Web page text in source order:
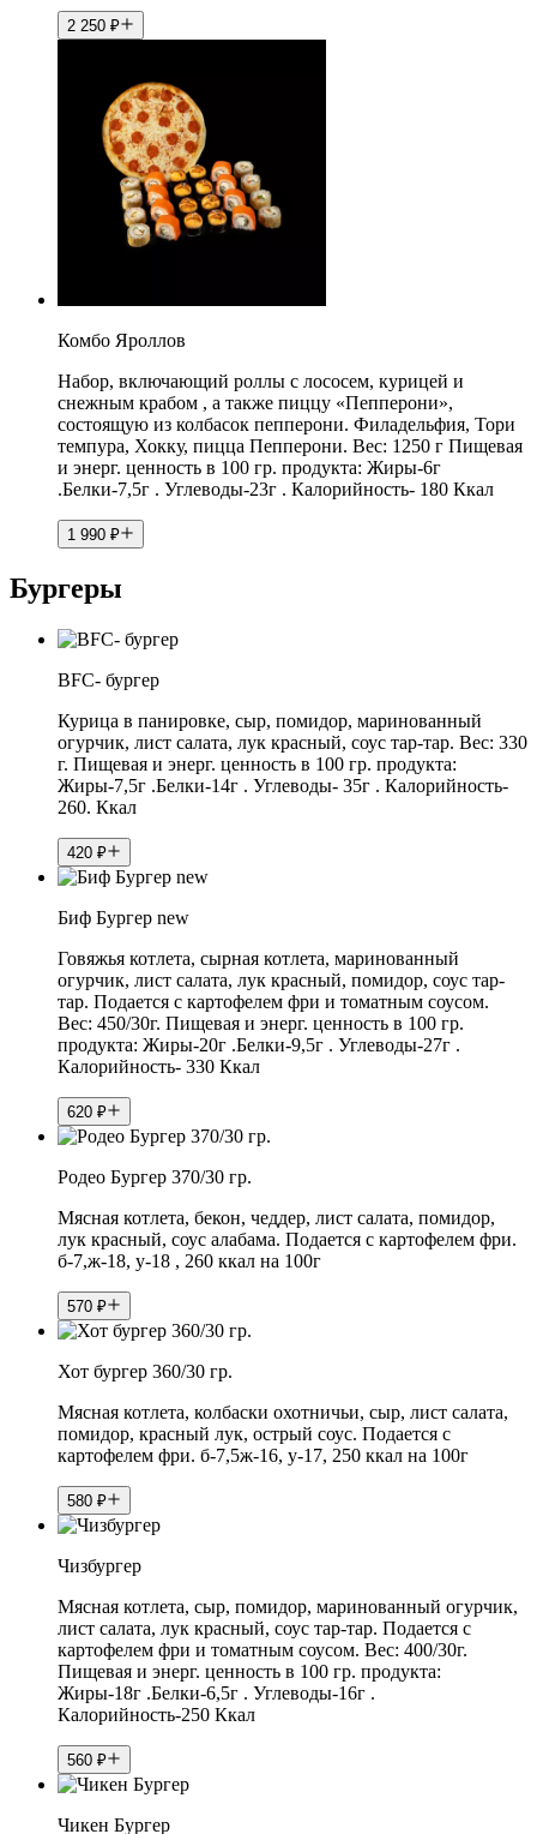
2 250 ₽
Комбо Яроллов
Набор, включающий роллы с лососем, курицей и
снежным крабом , а также пиццу «Пепперони»,
состоящую из колбасок пепперони. Филадельфия, Тори
темпура, Хокку, пицца Пепперони. Вес: 1250 г Пищевая
и энерг. ценность в 100 гр. продукта: Жиры-6г
.Белки-7,5г . Углеводы-23г . Калорийность- 180 Ккал
1 990 ₽
Бургеры
BFC- бургер
Курица в панировке, сыр, помидор, маринованный
огурчик, лист салата, лук красный, соус тар-тар. Вес: 330
г. Пищевая и энерг. ценность в 100 гр. продукта:
Жиры-7,5г .Белки-14г . Углеводы- 35г . Калорийность-
260. Ккал
420 ₽
Биф Бургер new
Говяжья котлета, сырная котлета, маринованный
огурчик, лист салата, лук красный, помидор, соус тар-
тар. Подается с картофелем фри и томатным соусом.
Вес: 450/30г. Пищевая и энерг. ценность в 100 гр.
продукта: Жиры-20г .Белки-9,5г . Углеводы-27г .
Калорийность- 330 Ккал
620 ₽
Родео Бургер 370/30 гр.
Мясная котлета, бекон, чеддер, лист салата, помидор,
лук красный, соус алабама. Подается с картофелем фри.
б-7,ж-18, у-18 , 260 ккал на 100г
570 ₽
Хот бургер 360/30 гр.
Мясная котлета, колбаски охотничьи, сыр, лист салата,
помидор, красный лук, острый соус. Подается с
картофелем фри. б-7,5ж-16, у-17, 250 ккал на 100г
580 ₽
Чизбургер
Мясная котлета, сыр, помидор, маринованный огурчик,
лист салата, лук красный, соус тар-тар. Подается с
картофелем фри и томатным соусом. Вес: 400/30г.
Пищевая и энерг. ценность в 100 гр. продукта:
Жиры-18г .Белки-6,5г . Углеводы-16г .
Калорийность-250 Ккал
560 ₽
Чикен Бургер